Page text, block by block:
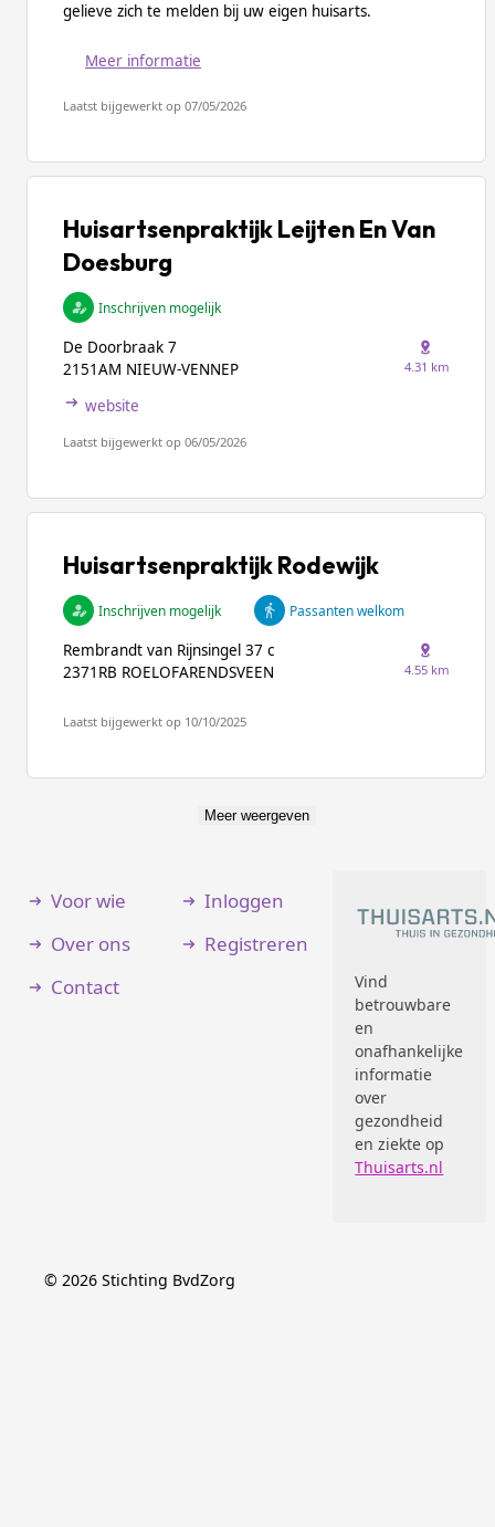
gelieve zich te melden bij uw eigen huisarts.
Meer informatie
Laatst bijgewerkt op 07/05/2026
Huisartsenpraktijk Leijten En Van
Doesburg
Inschrijven mogelijk
De Doorbraak 7
2151AM NIEUW-VENNEP
4.31 km
website
Laatst bijgewerkt op 06/05/2026
Huisartsenpraktijk Rodewijk
Inschrijven mogelijk Passanten welkom
Rembrandt van Rijnsingel 37 c
2371RB ROELOFARENDSVEEN
4.55 km
Laatst bijgewerkt op 10/10/2025
Meer weergeven
Voor wie
Over ons
Contact
Inloggen
Registreren
Vind
betrouwbare
en
onafhankelijke
informatie
over
gezondheid
en ziekte op
Thuisarts.nl
© 2026 Stichting BvdZorg